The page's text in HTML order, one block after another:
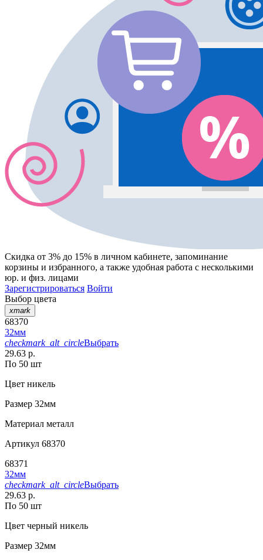
Скидка от 3% до 15% в личном кабинете, запоминание
корзины и избранного, а также удобная работа с несколькими
юр. и физ. лицами
Зарегистрироваться Войти
Выбор цвета
xmark
68370
32мм
checkmark_alt_circleВыбрать
29.63 р.
По 50 шт
Цвет никель
Размер 32мм
Материал металл
Артикул 68370
68371
32мм
checkmark_alt_circleВыбрать
29.63 р.
По 50 шт
Цвет черный никель
Размер 32мм